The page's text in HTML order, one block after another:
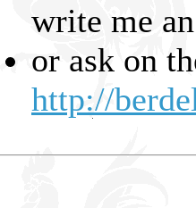
write me
or ask on
http://